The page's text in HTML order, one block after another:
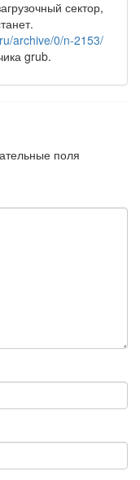
сектор,
archive/0/n-2153/
grub.
поля